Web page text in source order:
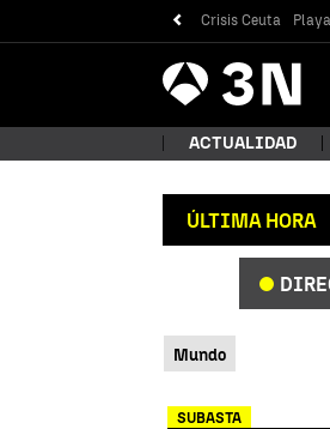
Crisis Ceuta
Antena
3 Noticias
ACTUALIDAD
ÚLTIMA HORA
Mundo
SUBASTA